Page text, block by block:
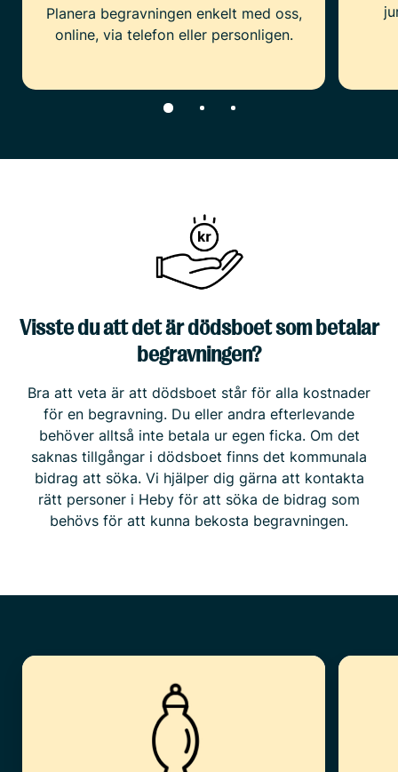
Planera begravningen enkelt med oss,
online, via telefon eller personligen.
Visste du att det är dödsboet som betalar
begravningen?
Bra att veta är att dödsboet står för alla kostnader
för en begravning. Du eller andra efterlevande
behöver alltså inte betala ur egen ficka. Om det
saknas tillgångar i dödsboet finns det kommunala
bidrag att söka. Vi hjälper dig gärna att kontakta
rätt personer i Heby för att söka de bidrag som
behövs för att kunna bekosta begravningen.